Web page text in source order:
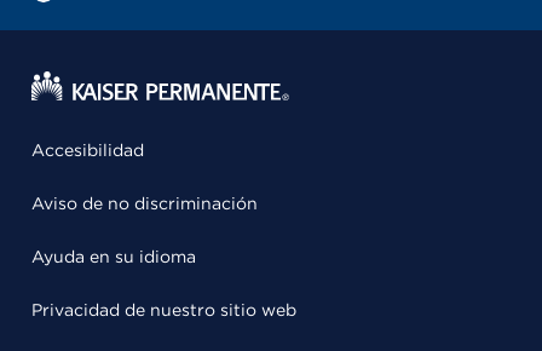
Accesibilidad
Aviso de no discriminación
Ayuda en su idioma
Privacidad de nuestro sitio web